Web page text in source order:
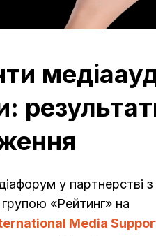
у партнерстві з
групою «Рейтинг» на
Media